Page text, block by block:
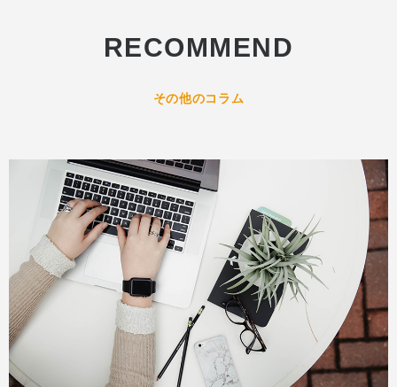
RECOMMEND
その他のコラム